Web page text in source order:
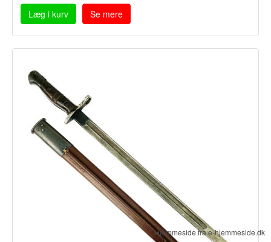
Læg i kurv Se mere
Hjemmeside fra e-hjemmeside.dk